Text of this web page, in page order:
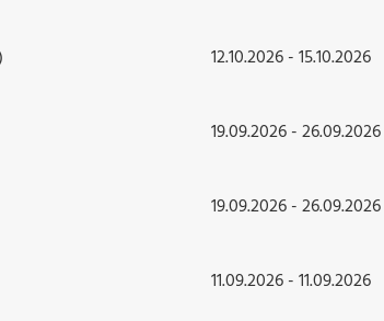
12.10.2026 - 15.10.2026
19.09.2026 - 26.09.2026
19.09.2026 - 26.09.2026
11.09.2026 - 11.09.2026